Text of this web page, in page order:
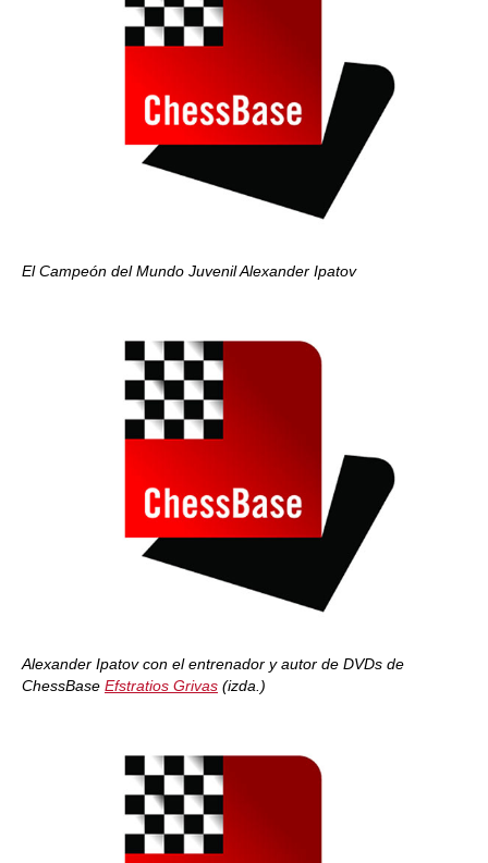
El Campeón del Mundo Juvenil Alexander Ipatov
Alexander Ipatov con el entrenador y autor de DVDs de
ChessBase Efstratios Grivas (izda.)